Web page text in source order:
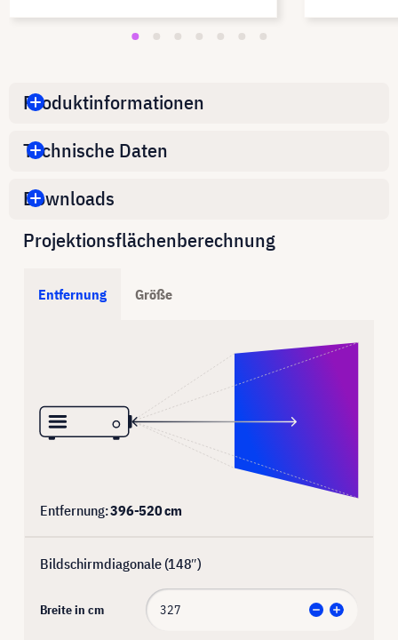
Produktinformationen
Technische Daten
Downloads
Projektionsflächenberechnung
Entfernung Größe
Entfernung:396-520cm
Bildschirmdiagonale (148″)
Breite in cm